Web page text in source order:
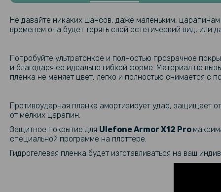
Не давайте никаких шансов, даже маленьким, царапинам
временем она будет терять свой эстетический вид, или
Попробуйте ультратонкое и полностью прозрачное
и благодаря ее идеально гибкой форме. Материал не
пленка не меняет цвет, легко и полностью снимается с
Противоударная пленка амортизирует удар, защищает
от мелких царапин.
Защитное покрытие для UlefoneArmor X12 Pro
специальной программе на плоттере.
Гидрогелевая пленка будет изготавливаться на ваш